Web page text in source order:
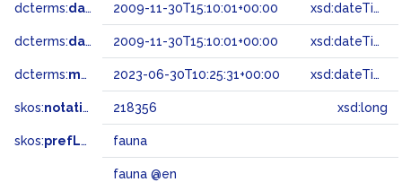
dcterms:dateAccepted 2009-11-30T15:10:01+00:00 xsd:dateTime
dcterms:dateSubmitted 2009-11-30T15:10:01+00:00 xsd:dateTime
dcterms:modified 2023-06-30T10:25:31+00:00 xsd:dateTime
skos:notation 218356 xsd:long
skos:prefLabel fauna
fauna @en